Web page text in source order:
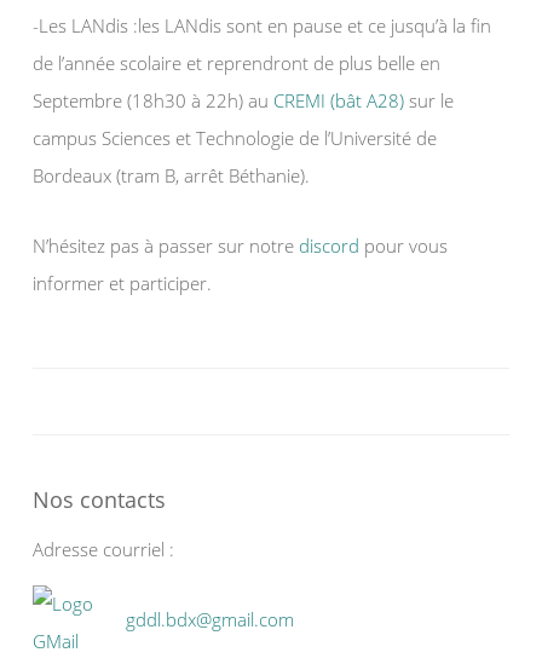
-Les LANdis :les LANdis sont en pause et ce jusqu’à la fin
de l’année scolaire et reprendront de plus belle en
Septembre (18h30 à 22h) au CREMI (bât A28) sur le
campus Sciences et Technologie de l’Université de
Bordeaux (tram B, arrêt Béthanie).
N’hésitez pas à passer sur notre discord pour vous
informer et participer.
Nos contacts
Adresse courriel :
gddl.bdx@gmail.com